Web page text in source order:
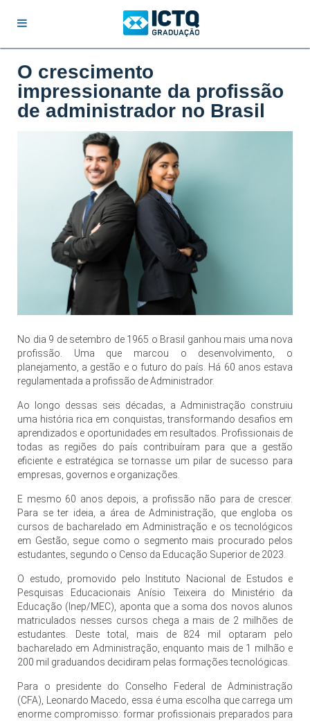
O crescimento
impressionante da profissão
de administrador no Brasil
No dia 9 de setembro de 1965 o Brasil ganhou mais uma nova
profissão. Uma que marcou o desenvolvimento, o
planejamento, a gestão e o futuro do país. Há 60 anos estava
regulamentada a profissão de Administrador.
Ao longo dessas seis décadas, a Administração construiu
uma história rica em conquistas, transformando desafios em
aprendizados e oportunidades em resultados. Profissionais de
todas as regiões do país contribuíram para que a gestão
eficiente e estratégica se tornasse um pilar de sucesso para
empresas, governos e organizações.
E mesmo 60 anos depois, a profissão não para de crescer.
Para se ter ideia, a área de Administração, que engloba os
cursos de bacharelado em Administração e os tecnológicos
em Gestão, segue como o segmento mais procurado pelos
estudantes, segundo o Censo da Educação Superior de 2023.
O estudo, promovido pelo Instituto Nacional de Estudos e
Pesquisas Educacionais Anísio Teixeira do Ministério da
Educação (Inep/MEC), aponta que a soma dos novos alunos
matriculados nesses cursos chega a mais de 2 milhões de
estudantes. Deste total, mais de 824 mil optaram pelo
bacharelado em Administração, enquanto mais de 1 milhão e
200 mil graduandos decidiram pelas formações tecnológicas.
Para o presidente do Conselho Federal de Administração
(CFA), Leonardo Macedo, essa é uma escolha que carrega um
enorme compromisso: formar profissionais preparados para